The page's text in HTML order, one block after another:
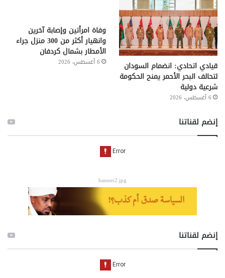
قيادي اتحادي: انضمام السودان
لتحالف البحر الأحمر يمنح الحكومة
شرعية دولية
6 أغسطس، 2026
وفاة امرأتين وإصابة آخرين
وانهيار أكثر من 300 منزل جراء
الأمطار بشمال كردفان
6 أغسطس، 2026
إنضم لقناتنا
banner2.jpg
إنضم لقناتنا